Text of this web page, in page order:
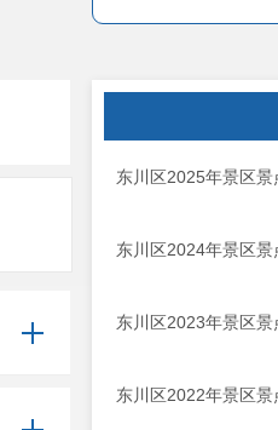
东川区2025年景区
东川区2024年景区景
东川区2023年景区景
东川区2022年景区景